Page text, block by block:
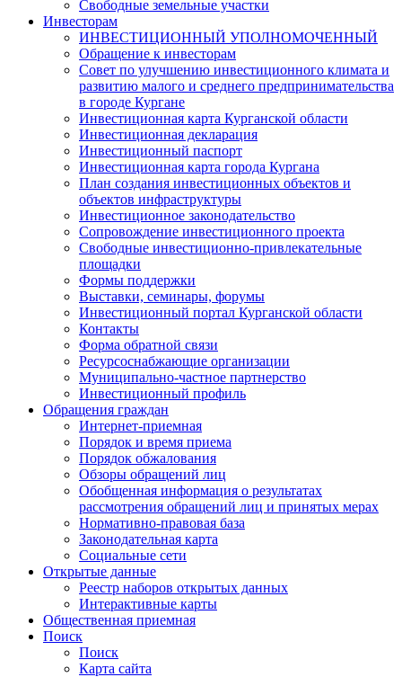
Свободные земельные участки
Инвесторам
ИНВЕСТИЦИОННЫЙ УПОЛНОМОЧЕННЫЙ
Обращение к инвесторам
Совет по улучшению инвестиционного климата и
развитию малого и среднего предпринимательства
в городе Кургане
Инвестиционная карта Курганской области
Инвестиционная декларация
Инвестиционный паспорт
Инвестиционная карта города Кургана
План создания инвестиционных объектов и
объектов инфраструктуры
Инвестиционное законодательство
Сопровождение инвестиционного проекта
Свободные инвестиционно-привлекательные
площадки
Формы поддержки
Выставки, семинары, форумы
Инвестиционный портал Курганской области
Контакты
Форма обратной связи
Ресурсоснабжающие организации
Муниципально-частное партнерство
Инвестиционный профиль
Обращения граждан
Интернет-приемная
Порядок и время приема
Порядок обжалования
Обзоры обращений лиц
Обобщенная информация о результатах
рассмотрения обращений лиц и принятых мерах
Нормативно-правовая база
Законодательная карта
Социальные сети
Открытые данные
Реестр наборов открытых данных
Интерактивные карты
Общественная приемная
Поиск
Поиск
Карта сайта